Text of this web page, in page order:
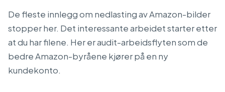
De fleste innlegg om nedlasting av Amazon-bilder
stopper her. Det interessante arbeidet starter etter
at du har filene. Her er audit-arbeidsflyten som de
bedre Amazon-byråene kjører på en ny
kundekonto.